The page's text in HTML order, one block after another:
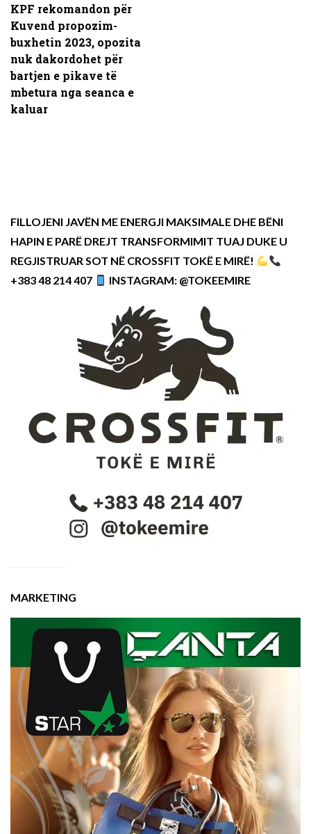
KPF rekomandon për
Kuvend propozim-
buxhetin 2023, opozita
nuk dakordohet për
bartjen e pikave të
mbetura nga seanca e
kaluar
FILLOJENI JAVËN ME ENERGJI MAKSIMALE DHE BËNI
HAPIN E PARË DREJT TRANSFORMIMIT TUAJ DUKE U
REGJISTRUAR SOT NË CROSSFIT TOKË E MIRË!
+383 48 214 407
INSTAGRAM: @TOKEEMIRE
MARKETING